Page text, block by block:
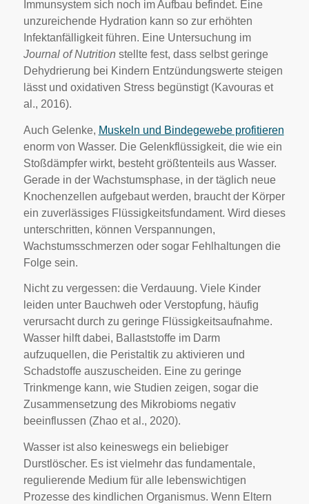
Immunsystem sich noch im Aufbau befindet. Eine
unzureichende Hydration kann so zur erhöhten
Infektanfälligkeit führen. Eine Untersuchung im
Journal of Nutrition stellte fest, dass selbst geringe
Dehydrierung bei Kindern Entzündungswerte steigen
lässt und oxidativen Stress begünstigt (Kavouras et
al., 2016).
Auch Gelenke, Muskeln und Bindegewebe profitieren
enorm von Wasser. Die Gelenkflüssigkeit, die wie ein
Stoßdämpfer wirkt, besteht größtenteils aus Wasser.
Gerade in der Wachstumsphase, in der täglich neue
Knochenzellen aufgebaut werden, braucht der Körper
ein zuverlässiges Flüssigkeitsfundament. Wird dieses
unterschritten, können Verspannungen,
Wachstumsschmerzen oder sogar Fehlhaltungen die
Folge sein.
Nicht zu vergessen: die Verdauung. Viele Kinder
leiden unter Bauchweh oder Verstopfung, häufig
verursacht durch zu geringe Flüssigkeitsaufnahme.
Wasser hilft dabei, Ballaststoffe im Darm
aufzuquellen, die Peristaltik zu aktivieren und
Schadstoffe auszuscheiden. Eine zu geringe
Trinkmenge kann, wie Studien zeigen, sogar die
Zusammensetzung des Mikrobioms negativ
beeinflussen (Zhao et al., 2020).
Wasser ist also keineswegs ein beliebiger
Durstlöscher. Es ist vielmehr das fundamentale,
regulierende Medium für alle lebenswichtigen
Prozesse des kindlichen Organismus. Wenn Eltern